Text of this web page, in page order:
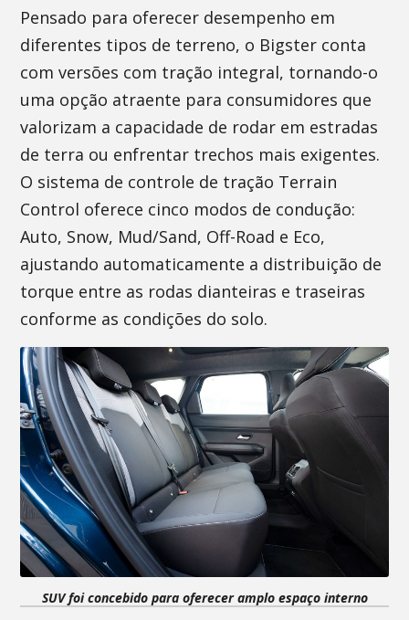
Pensado para oferecer desempenho em
diferentes tipos de terreno, o Bigster conta
com versões com tração integral, tornando-o
uma opção atraente para consumidores que
valorizam a capacidade de rodar em estradas
de terra ou enfrentar trechos mais exigentes.
O sistema de controle de tração Terrain
Control oferece cinco modos de condução:
Auto, Snow, Mud/Sand, Off-Road e Eco,
ajustando automaticamente a distribuição de
torque entre as rodas dianteiras e traseiras
conforme as condições do solo.
SUV foi concebido para oferecer amplo espaço interno